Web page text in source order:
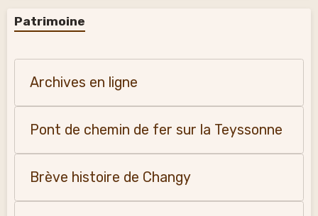
Patrimoine
Archives en ligne
Pont de chemin de fer sur la Teyssonne
Brève histoire de Changy